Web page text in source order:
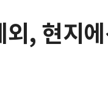
외, 현